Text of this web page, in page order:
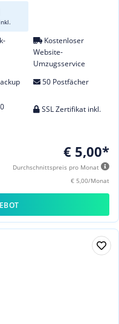
Kostenloser
Website-
Umzugsservice
50 Postfächer
SSL Zertifikat inkl.
€ 5,00*
Durchschnittspreis pro Monat
€ 5,00/Monat